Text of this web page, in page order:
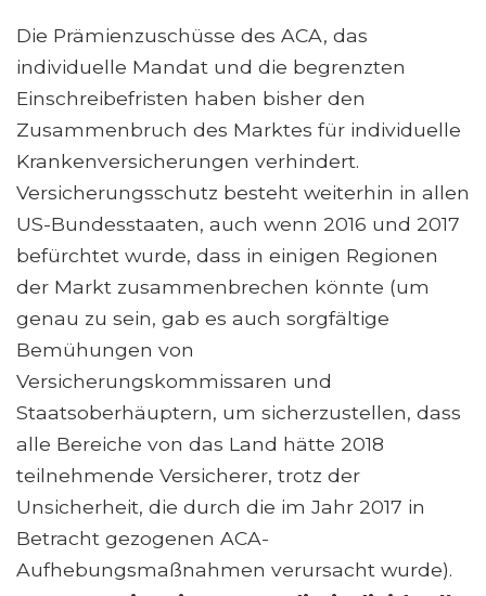
Die Prämienzuschüsse des ACA, das
individuelle Mandat und die begrenzten
Einschreibefristen haben bisher den
Zusammenbruch des Marktes für individuelle
Krankenversicherungen verhindert.
Versicherungsschutz besteht weiterhin in allen
US-Bundesstaaten, auch wenn 2016 und 2017
befürchtet wurde, dass in einigen Regionen
der Markt zusammenbrechen könnte (um
genau zu sein, gab es auch sorgfältige
Bemühungen von
Versicherungskommissaren und
Staatsoberhäuptern, um sicherzustellen, dass
alle Bereiche von das Land hätte 2018
teilnehmende Versicherer, trotz der
Unsicherheit, die durch die im Jahr 2017 in
Betracht gezogenen ACA-
Aufhebungsmaßnahmen verursacht wurde).